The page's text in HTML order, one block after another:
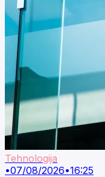
Tehnologija
•07/08/2026•16:25